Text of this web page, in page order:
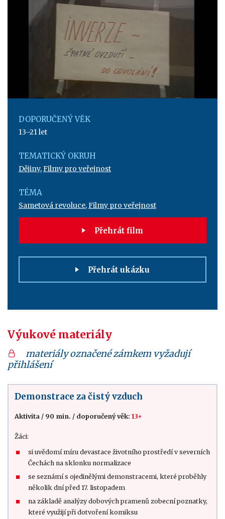
DOPORUČENÝ VĚK
13–21 let
TEMATICKÝ OKRUH
Dějiny,Filmy pro veřejnost
TÉMA
Sametová revoluce,Filmy pro veřejnost
Přehrát film
Přehrát ukázku
Výukové materiály
materiály označené zámkem vyžadují
přihlášení
Demonstrace za čistý vzduch
Aktivita / 90 min. / doporučený věk: 13+
Žáci:
si uvědomí míru devastace životního prostředí v severních
Čechách na sklonku normalizace
se seznámí s ojedinělými demonstracemi, které proběhly
několik dní před 17. listopadem
na základě analýzy dobových pramenů zobecní poznatky,
které využijí při dotvoření komiksu